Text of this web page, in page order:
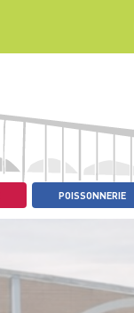
POISSONNERIE